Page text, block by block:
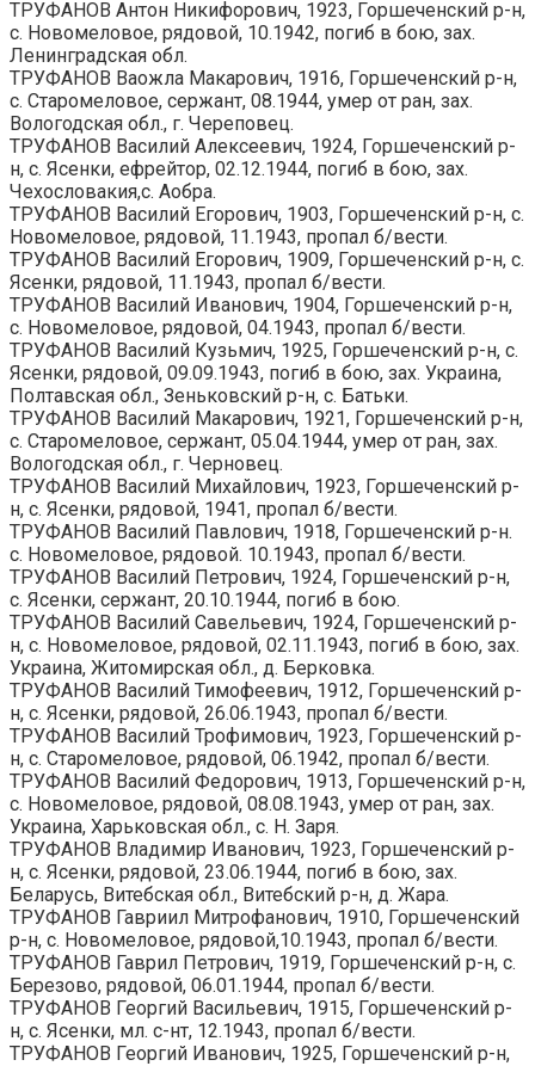
ТРУФАНОВ Антон Никифорович, 1923, Горшеченский р-н,
с. Новомеловое, рядовой, 10.1942, погиб в бою, зах.
Ленинградская обл.
ТРУФАНОВ Ваожла Макарович, 1916, Горшеченский р-н,
с. Старомеловое, сержант, 08.1944, умер от ран, зах.
Вологодская обл., г. Череповец.
ТРУФАНОВ Василий Алексеевич, 1924, Горшеченский р-
н, с. Ясенки, ефрейтор, 02.12.1944, погиб в бою, зах.
Чехословакия,с. Аобра.
ТРУФАНОВ Василий Егорович, 1903, Горшеченский р-н, с.
Новомеловое, рядовой, 11.1943, пропал б/вести.
ТРУФАНОВ Василий Егорович, 1909, Горшеченский р-н, с.
Ясенки, рядовой, 11.1943, пропал б/вести.
ТРУФАНОВ Василий Иванович, 1904, Горшеченский р-н,
с. Новомеловое, рядовой, 04.1943, пропал б/вести.
ТРУФАНОВ Василий Кузьмич, 1925, Горшеченский р-н, с.
Ясенки, рядовой, 09.09.1943, погиб в бою, зах. Украина,
Полтавская обл., Зеньковский р-н, с. Батьки.
ТРУФАНОВ Василий Макарович, 1921, Горшеченский р-н,
с. Старомеловое, сержант, 05.04.1944, умер от ран, зах.
Вологодская обл., г. Черновец.
ТРУФАНОВ Василий Михайлович, 1923, Горшеченский р-
н, с. Ясенки, рядовой, 1941, пропал б/вести.
ТРУФАНОВ Василий Павлович, 1918, Горшеченский р-н.
с. Новомеловое, рядовой. 10.1943, пропал б/вести.
ТРУФАНОВ Василий Петрович, 1924, Горшеченский р-н,
с. Ясенки, сержант, 20.10.1944, погиб в бою.
ТРУФАНОВ Василий Савельевич, 1924, Горшеченский р-
н, с. Новомеловое, рядовой, 02.11.1943, погиб в бою, зах.
Украина, Житомирская обл., д. Берковка.
ТРУФАНОВ Василий Тимофеевич, 1912, Горшеченский р-
н, с. Ясенки, рядовой, 26.06.1943, пропал б/вести.
ТРУФАНОВ Василий Трофимович, 1923, Горшеченский р-
н, с. Старомеловое, рядовой, 06.1942, пропал б/вести.
ТРУФАНОВ Василий Федорович, 1913, Горшеченский р-н,
с. Новомеловое, рядовой, 08.08.1943, умер от ран, зах.
Украина, Харьковская обл., с. Н. Заря.
ТРУФАНОВ Владимир Иванович, 1923, Горшеченский р-
н, с. Ясенки, рядовой, 23.06.1944, погиб в бою, зах.
Беларусь, Витебская обл., Витебский р-н, д. Жара.
ТРУФАНОВ Гавриил Митрофанович, 1910, Горшеченский
р-н, с. Новомеловое, рядовой,10.1943, пропал б/вести.
ТРУФАНОВ Гаврил Петрович, 1919, Горшеченский р-н, с.
Березово, рядовой, 06.01.1944, пропал б/вести.
ТРУФАНОВ Георгий Васильевич, 1915, Горшеченский р-
н, с. Ясенки, мл. с-нт, 12.1943, пропал б/вести.
ТРУФАНОВ Георгий Иванович, 1925, Горшеченский р-н,